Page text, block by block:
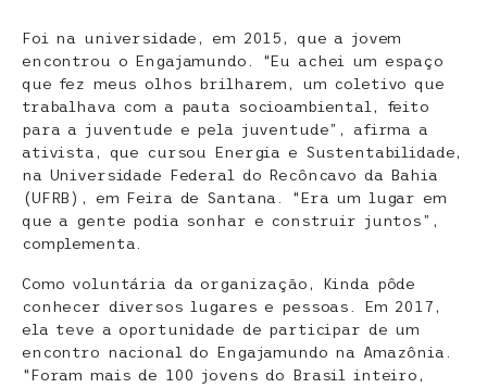
Foi na universidade, em 2015, que a jovem
encontrou o Engajamundo. “Eu achei um espaço
que fez meus olhos brilharem, um coletivo que
trabalhava com a pauta socioambiental, feito
para a juventude e pela juventude”, afirma a
ativista, que cursou Energia e Sustentabilidade,
na Universidade Federal do Recôncavo da Bahia
(UFRB), em Feira de Santana. “Era um lugar em
que a gente podia sonhar e construir juntos”,
complementa.
Como voluntária da organização, Kinda pôde
conhecer diversos lugares e pessoas. Em 2017,
ela teve a oportunidade de participar de um
encontro nacional do Engajamundo na Amazônia.
“Foram mais de 100 jovens do Brasil inteiro,